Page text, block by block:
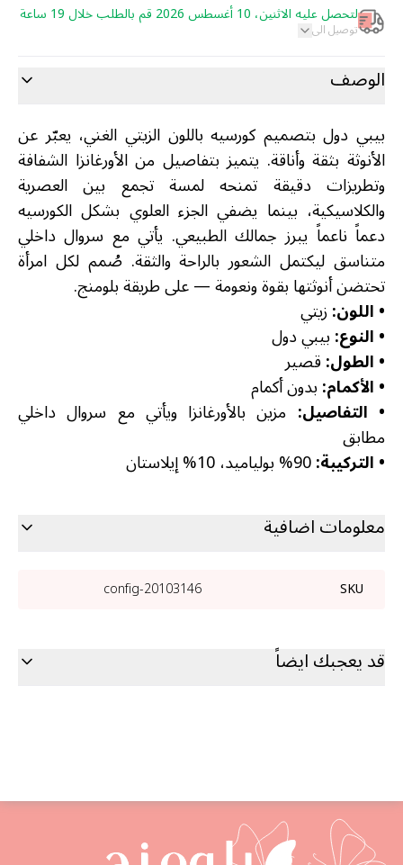
لتحصل عليه الاثنين، 10 أغسطس 2026 قم بالطلب خلال 19 ساعة
توصيل الى
الوصف
بيبي دول بتصميم كورسيه باللون الزيتي الغني، يعبّر عن
الأنوثة بثقة وأناقة. يتميز بتفاصيل من الأورغانزا الشفافة
وتطريزات دقيقة تمنحه لمسة تجمع بين العصرية
والكلاسيكية، بينما يضفي الجزء العلوي بشكل الكورسيه
دعماً ناعماً يبرز جمالك الطبيعي. يأتي مع سروال داخلي
متناسق ليكتمل الشعور بالراحة والثقة. صُمم لكل امرأة
تحتضن أنوثتها بقوة ونعومة — على طريقة بلومنج.
•اللون:زيتي
•النوع:بيبي دول
•الطول:قصير
•الأكمام:بدون أكمام
• التفاصيل: مزين بالأورغانزا ويأتي مع سروال داخلي
مطابق
•التركيبة:
معلومات اضافية
SKU
20103146-config
قد يعجبك ايضاً